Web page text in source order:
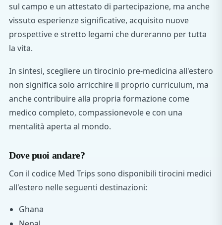
sul campo e un attestato di partecipazione, ma anche
vissuto esperienze significative, acquisito nuove
prospettive e stretto legami che dureranno per tutta
la vita.
In sintesi, scegliere un tirocinio pre-medicina all'estero
non significa solo arricchire il proprio curriculum, ma
anche contribuire alla propria formazione come
medico completo, compassionevole e con una
mentalità aperta al mondo.
Dove puoi andare?
Con il codice Med Trips sono disponibili tirocini medici
all'estero nelle seguenti destinazioni:
Ghana